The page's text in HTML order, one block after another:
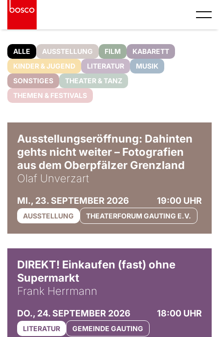
ALLE AUSSTELLUNG FILM
KABARETT
KINDER & JUGEND
LITERATUR
MUSIK
SONSTIGES
THEATER & TANZ
THEMEN & FESTIVALS
Ausstellungseröffnung: Dahinten
gehts nicht weiter – Fotografien
aus dem Oberpfälzer Grenzland
Olaf Unverzart
MI., 23. SEPTEMBER 2026 19:00 UHR
AUSSTELLUNG THEATERFORUM GAUTING E.V.
DIREKT! Einkaufen (fast) ohne
Supermarkt
Frank Herrmann
DO., 24. SEPTEMBER 2026 18:00 UHR
LITERATUR GEMEINDE GAUTING